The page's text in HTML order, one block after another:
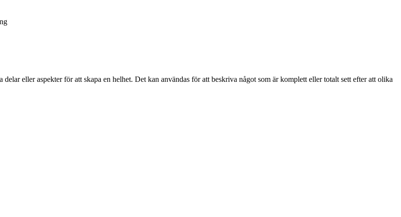
eller aspekter för att skapa en helhet. Det kan användas för att beskriva något som är komplett eller totalt sett efter att olika